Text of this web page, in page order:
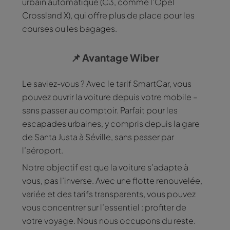
Crossland X), qui offre plus de place pour les
courses ou les bagages.
📌Avantage Wiber
Le saviez-vous ? Avec le tarif SmartCar, vous
pouvez ouvrir la voiture depuis votre mobile –
sans passer au comptoir. Parfait pour les
escapades urbaines, y compris depuis la gare
de Santa Justa à Séville, sans passer par
l’aéroport.
Notre objectif est que la voiture s’adapte à
vous, pas l’inverse. Avec une flotte renouvelée,
variée et des tarifs transparents, vous pouvez
vous concentrer sur l’essentiel : profiter de
votre voyage. Nous nous occupons du reste.